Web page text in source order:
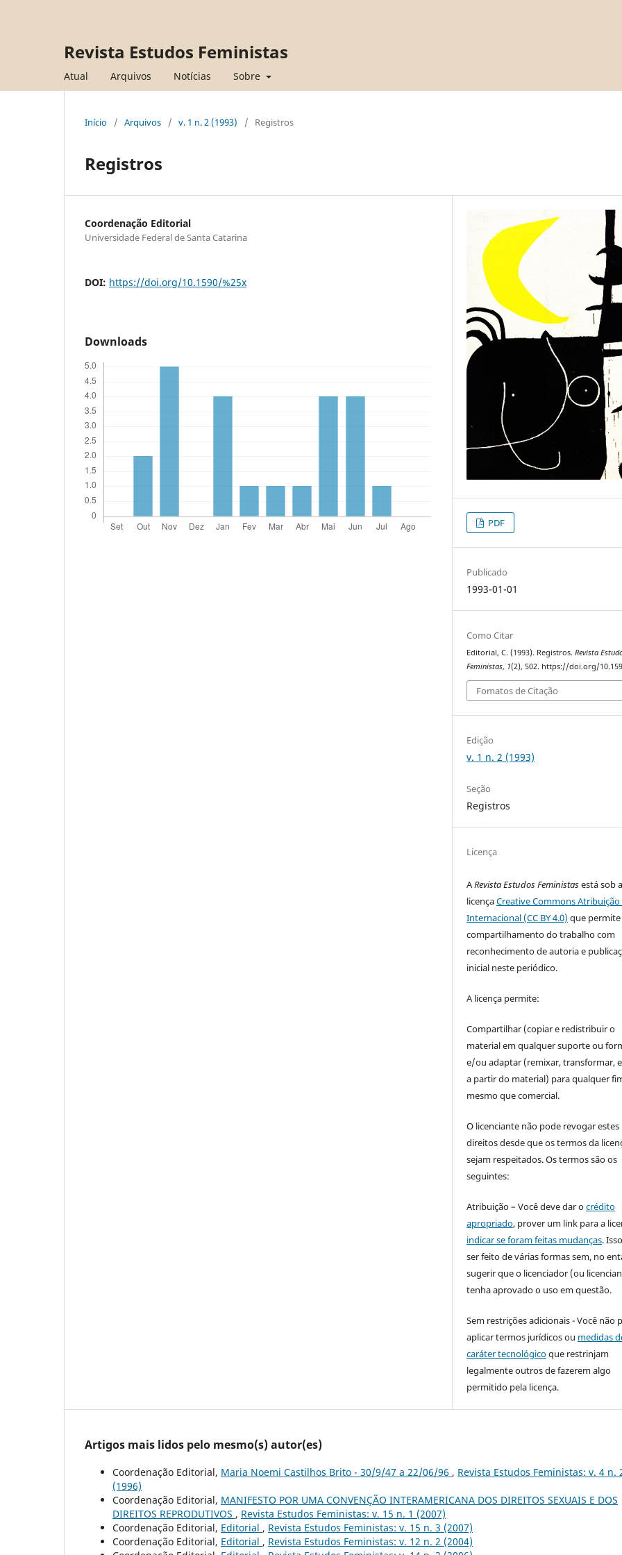
Revista Estudos Feministas
Atual Arquivos Notícias Sobre
Início / Arquivos / v. 1 n. 2 (1993) / Registros
Registros
Coordenação Editorial
Universidade Federal de Santa Catarina
DOI: https://doi.org/10.1590/%25x
Downloads
PDF
Publicado
1993-01-01
Como Citar
Editorial, C. (1993). Registros.Revista
Feministas, 1(2), 502. https://doi.org/
Fomatos de Citação
Edição
v. 1 n. 2 (1993)
Seção
Registros
Licença
ARevista Estudos Feministasestá sob a
licençaCreative Commons Atribuição
Internacional (CC BY 4.0) que
compartilhamento do trabalho com
reconhecimento de autoria e
inicial neste periódico.
A licença permite:
Compartilhar (copiar e redistribuir o
material em qualquer suporte ou
e/ou adaptar (remixar, transformar,
a partir do material) para qualquer
mesmo que comercial.
O licenciante não pode revogar estes
direitos desde que os termos da
sejam respeitados. Os termos são os
seguintes:
Atribuição – Você deve dar ocrédito
apropriado, prover um link para a
indicar se foram feitas mudanças.
ser feito de várias formas sem, no
sugerir que o licenciador (ou
tenha aprovado o uso em questão.
Sem restrições adicionais - Você não
aplicar termos jurídicos ou medidas
caráter tecnológicoque restrinjam
legalmente outros de fazerem algo
permitido pela licença.
Artigos mais lidos pelo mesmo(s) autor(es)
Coordenação Editorial, Maria Noemi Castilhos Brito - 30/9/47 a 22/06/96 , Revista Estudos Feministas: v. 4 n.
(1996)
Coordenação Editorial, MANIFESTO POR UMA CONVENÇÃO INTERAMERICANA DOS DIREITOS SEXUAIS E DOS
DIREITOS REPRODUTIVOS , Revista Estudos Feministas: v. 15 n. 1 (2007)
Coordenação Editorial, Editorial , Revista Estudos Feministas: v. 15 n. 3 (2007)
Coordenação Editorial, Editorial , Revista Estudos Feministas: v. 12 n. 2 (2004)